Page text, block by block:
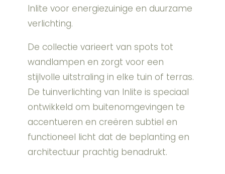
Inlite voor energiezuinige en duurzame
verlichting.
De collectie varieert van spots tot
wandlampen en zorgt voor een
stijlvolle uitstraling in elke tuin of terras.
De tuinverlichting van Inlite is speciaal
ontwikkeld om buitenomgevingen te
accentueren en creëren subtiel en
functioneel licht dat de beplanting en
architectuur prachtig benadrukt.